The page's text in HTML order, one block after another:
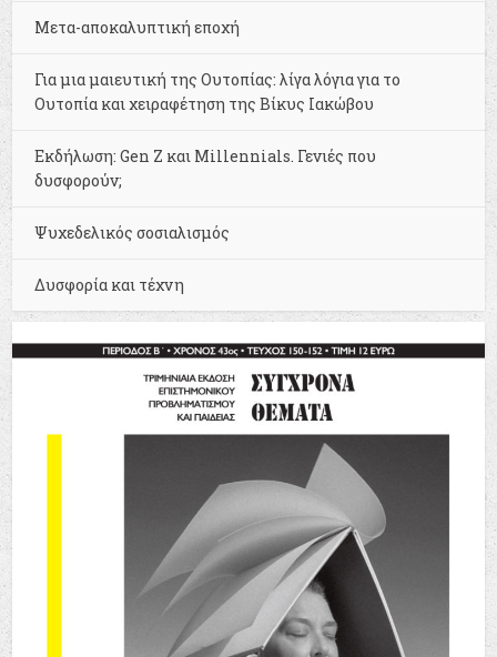
Μετα-αποκαλυπτική εποχή
Για μια μαιευτική της Ουτοπίας: λίγα λόγια για το
Ουτοπία και χειραφέτηση της Βίκυς Ιακώβου
Εκδήλωση: Gen Z και Millennials. Γενιές που
δυσφορούν;
Ψυχεδελικός σοσιαλισμός
Δυσφορία και τέχνη